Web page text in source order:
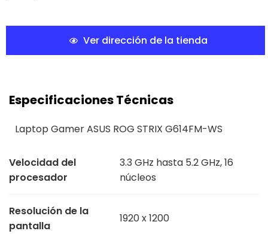
Ver dirección de la tienda
Especificaciones Técnicas
Laptop Gamer ASUS ROG STRIX G614FM-WS
Velocidad del
procesador
3.3 GHz hasta 5.2 GHz, 16
núcleos
Resolución de la
pantalla
1920 x 1200